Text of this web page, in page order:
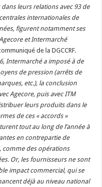
leurs relations avec 93 de
internationales de
figurent notamment ses
et Intermarché
de la DGCCRF.
Intermarché a imposé à de
de pression (arrêts de
etc.), la conclusion
Agecore, puis avec ITM
leurs produits dans le
de ces « accords »
tout au long de l’année à
en contrepartie de
comme des opérations
Or, les fournisseurs ne sont
impact commercial, qui se
déjà au niveau national